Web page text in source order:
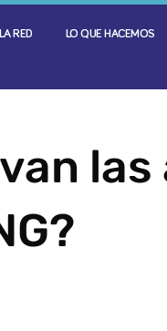
RED LO QUE HACEMOS